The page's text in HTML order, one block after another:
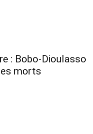
: Bobo-Dioulasso
morts